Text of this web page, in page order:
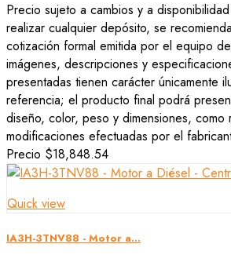
Precio sujeto a cambios y a
realizar cualquier depósito, se
cotización formal emitida por el equipo
imágenes, descripciones y
presentadas tienen carácter únicamente
referencia; el producto final podrá
diseño, color, peso y dimensiones, como
modificaciones efectuadas por el
Precio $18,848.54
Quick view
IA3H-3TNV88 - Motor a...